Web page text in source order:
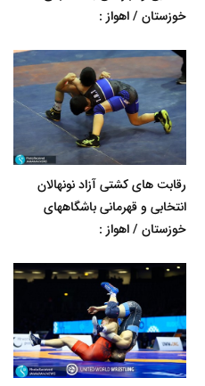
خوزستان / اهواز :
رقابت های کشتی آزاد نونهالان
انتخابی و قهرمانی باشگاههای
خوزستان / اهواز :